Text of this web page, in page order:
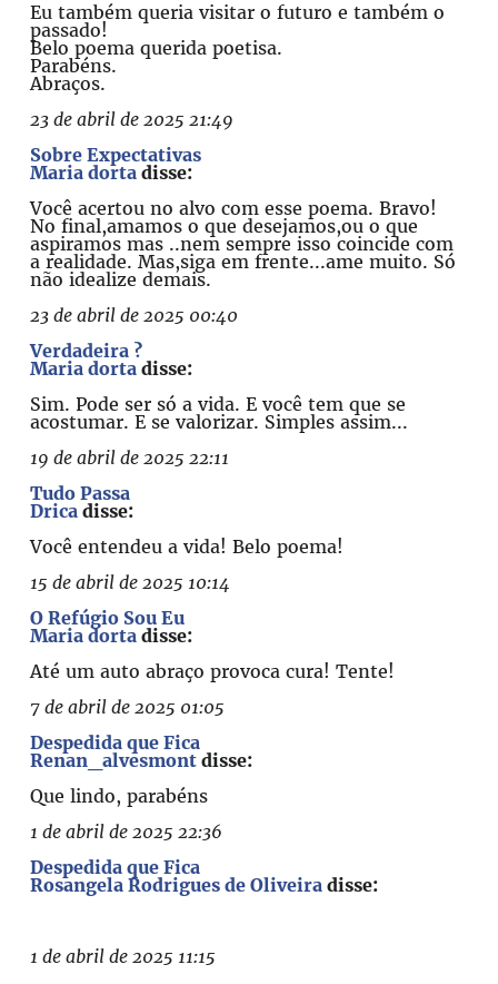
Eu também queria visitar o futuro e também o
passado!
Belo poema querida poetisa.
Parabéns.
Abraços.
23 de abril de 2025 21:49
Sobre Expectativas
Maria dorta disse:
Você acertou no alvo com esse poema. Bravo!
No final,amamos o que desejamos,ou o que
aspiramos mas ..nem sempre isso coincide com
a realidade. Mas,siga em frente...ame muito. Só
não idealize demais.
23 de abril de 2025 00:40
Verdadeira ?
Maria dorta disse:
Sim. Pode ser só a vida. E você tem que se
acostumar. E se valorizar. Simples assim...
19 de abril de 2025 22:11
Tudo Passa
Drica disse:
Você entendeu a vida! Belo poema!
15 de abril de 2025 10:14
O Refúgio Sou Eu
Maria dorta disse:
Até um auto abraço provoca cura! Tente!
7 de abril de 2025 01:05
Despedida que Fica
Renan_alvesmont disse:
Que lindo, parabéns
1 de abril de 2025 22:36
Despedida que Fica
Rosangela Rodrigues de Oliveira disse:
1 de abril de 2025 11:15